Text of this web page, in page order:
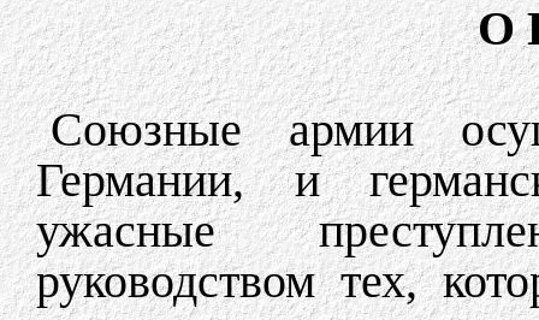
О
Союзные армии
Германии, и
ужасные
руководством тех,